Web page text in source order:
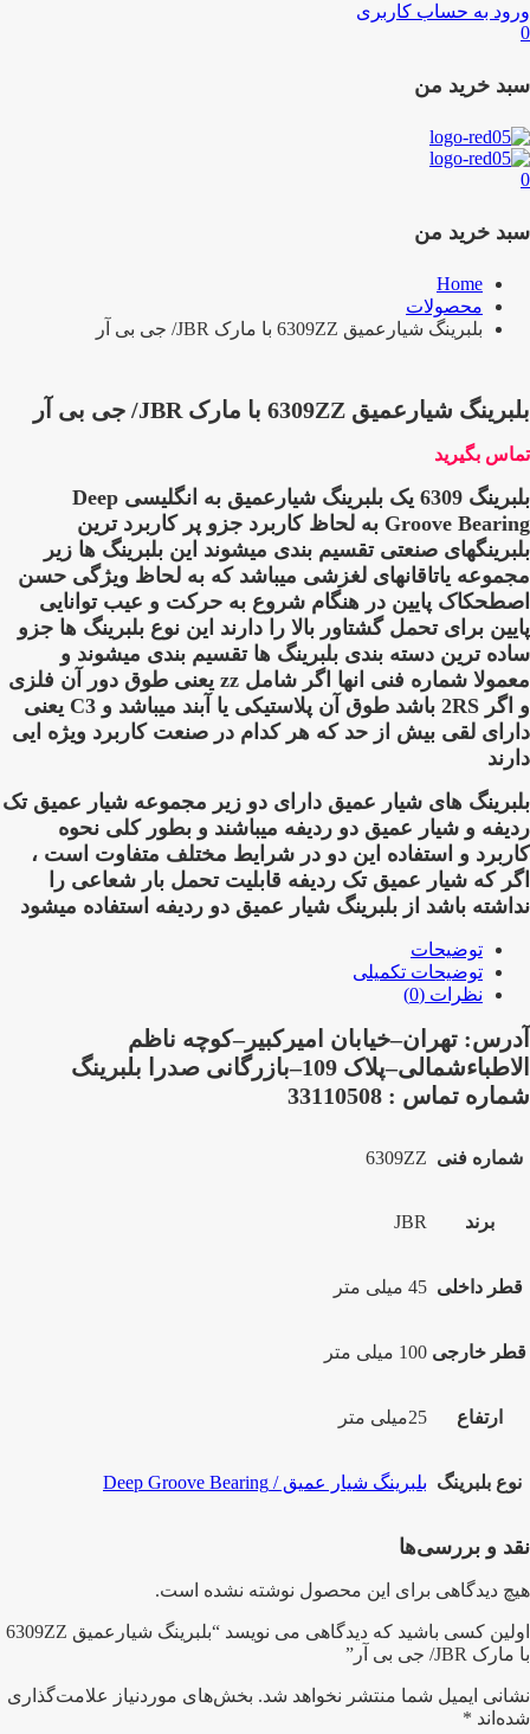
ورود به حساب کاربری
0
سبد خرید من
0
سبد خرید من
Home
محصولات
بلبرینگ شیارعمیق 6309ZZ با مارک JBR/ جی بی آر
بلبرینگ شیارعمیق 6309ZZ با مارک JBR/ جی بی آر
تماس بگیرید
بلبرینگ 6309
یک بلبرینگ شیارعمیق به انگلیسی Deep
Groove Bearing به لحاظ کاربرد جزو پر کاربرد ترین
بلبرینگهای صنعتی تقسیم بندی میشوند این بلبرینگ ها زیر
مجموعه یاتاقانهای لغزشی میباشد که به لحاظ ویژگی حسن
اصطحکاک پایین در هنگام شروع به حرکت و عیب توانایی
پایین برای تحمل گشتاور بالا را دارند این نوع بلبرینگ ها جزو
ساده ترین دسته بندی بلبرینگ ها تقسیم بندی میشوند و
معمولا شماره فنی انها اگر شامل zz یعنی طوق دور آن فلزی
و اگر 2RS باشد طوق آن پلاستیکی یا آبند میباشد و C3 یعنی
دارای لقی بیش از حد که هر کدام در صنعت کاربرد ویژه ایی
دارند
بلبرینگ های شیار عمیق دارای دو زیر مجموعه شیار عمیق تک
ردیفه و شیار عمیق دو ردیفه میباشند و بطور کلی نحوه
کاربرد و استفاده این دو در شرایط مختلف متفاوت است ،
اگر که شیار عمیق تک ردیفه قابلیت تحمل بار شعاعی را
نداشته باشد از بلبرینگ شیار عمیق دو ردیفه استفاده میشود
توضیحات
توضیحات تکمیلی
نظرات (0)
آدرس: تهران–خیابان امیرکبیر–کوچه ناظم
الاطباءشمالی–پلاک 109–بازرگانی صدرا بلبرینگ
شماره تماس : 33110508
شماره فنی 6309ZZ
برند JBR
قطر داخلی 45 میلی متر
قطر خارجی 100 میلی متر
ارتفاع 25میلی متر
نوع بلبرینگ بلبرینگ شیار عمیق / Deep Groove Bearing
نقد و بررسی‌ها
هیچ دیدگاهی برای این محصول نوشته نشده است.
اولین کسی باشید که دیدگاهی می نویسد “بلبرینگ شیارعمیق 6309ZZ
با مارک JBR/ جی بی آر”
نشانی ایمیل شما منتشر نخواهد شد. بخش‌های موردنیاز علامت‌گذاری
شده‌اند *